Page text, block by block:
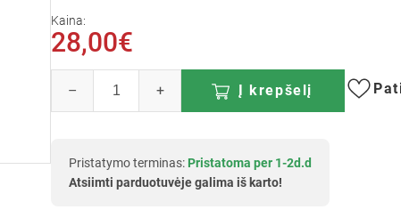
Kaina:
28,00€
– + Į krepšelį
Pristatymo terminas: Pristatoma per 1-2d.d
Atsiimti parduotuvėje galima iš karto!